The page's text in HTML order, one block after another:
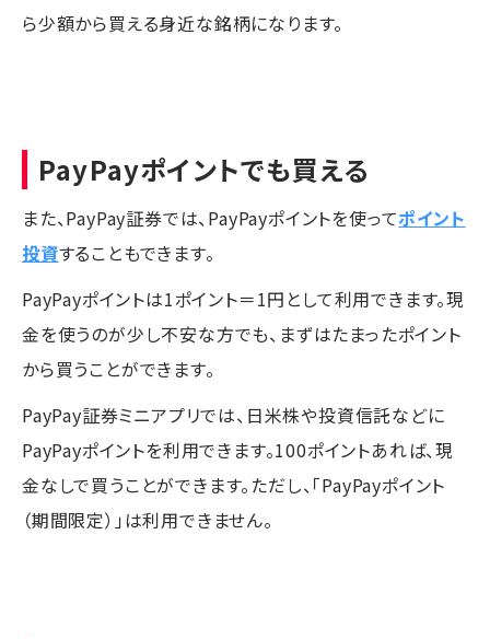
ら少額から買える身近な銘柄になります。
PayPayポイントでも買える
また、PayPay証券では、PayPayポイントを使ってポイント
投資することもできます。
PayPayポイントは1ポイント＝1円として利用できます。現
金を使うのが少し不安な方でも、まずはたまったポイント
から買うことができます。
PayPay証券ミニアプリでは、日米株や投資信託などに
PayPayポイントを利用できます。100ポイントあれば、現
金なしで買うことができます。ただし、「PayPayポイント
（期間限定）」は利用できません。